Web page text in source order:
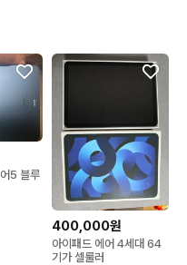
5 블루
400,000원
아이패드 에어 4세대 64
기가 셀룰러